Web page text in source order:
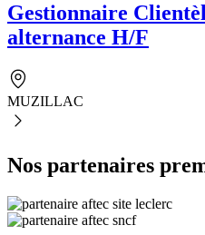
Gestionnaire
alternance H/F
MUZILLAC
Nos partenaires